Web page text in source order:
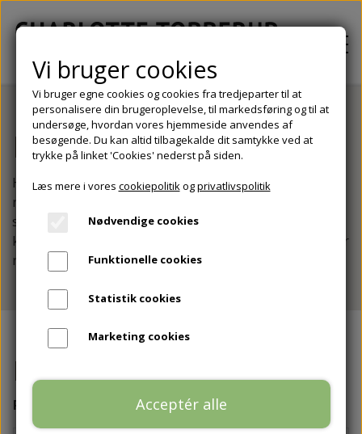
PSYKOLOGBEHANDLING
SUPERVISION
PRAKTISK
KONTAKT
Praktisk information
Her finder du praktisk information, der kan være
relevant inden du tager kontakt til klinikken. Har du
spørgsmål derudover, er du meget velkommen til at
kontakte mig, gerne på telefon eller mail, og jeg vender
retur snarest muligt.
Priser
Priser med lægehenvisning (din egenandel):
Vi bruger cookies
Vi bruger egne cookies og cookies fra tredjeparter til at
personalisere din brugeroplevelse, til markedsføring og til at
undersøge, hvordan vores hjemmeside anvendes af
besøgende. Du kan altid tilbagekalde dit samtykke ved at
trykke på linket 'Cookies' nederst på siden.
Læs mere i vores cookiepolitikogprivatlivspolitik
Nødvendige cookies
Funktionelle cookies
Statistik cookies
Marketing cookies
Acceptér alle